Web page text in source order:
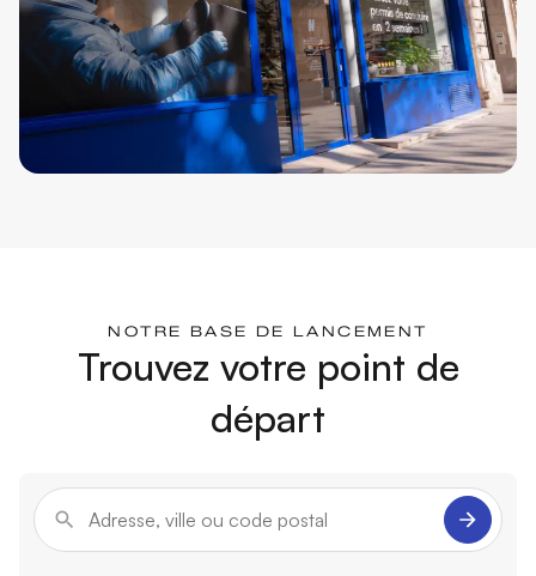
NOTRE BASE DE LANCEMENT
Trouvez votre point de
départ